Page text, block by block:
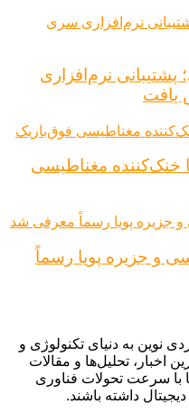
نرم‌افزاری
خنک‌کننده مغناطیسی
صفحه لمسی و جزیره پویا رسماً
نوین به دنیای تکنولوژی و
اخبار، تحلیل‌ها و مقالات
سرعت تحولات فناوری
داشته باشند.